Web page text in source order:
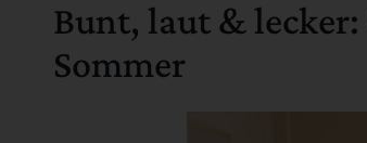
Bunt, laut & lecker:
Sommer